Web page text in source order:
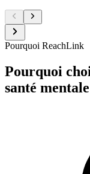
Pourquoi ReachLink
Pourquoi
santé